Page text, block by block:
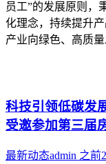
员工”的发展原则，
化理念，持续提升
产业向绿色、高质量
科技引领低碳发
受邀参加第三届
最新动态admin 之前